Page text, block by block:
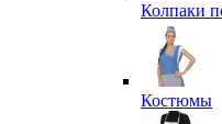
Колпаки
Костюмы